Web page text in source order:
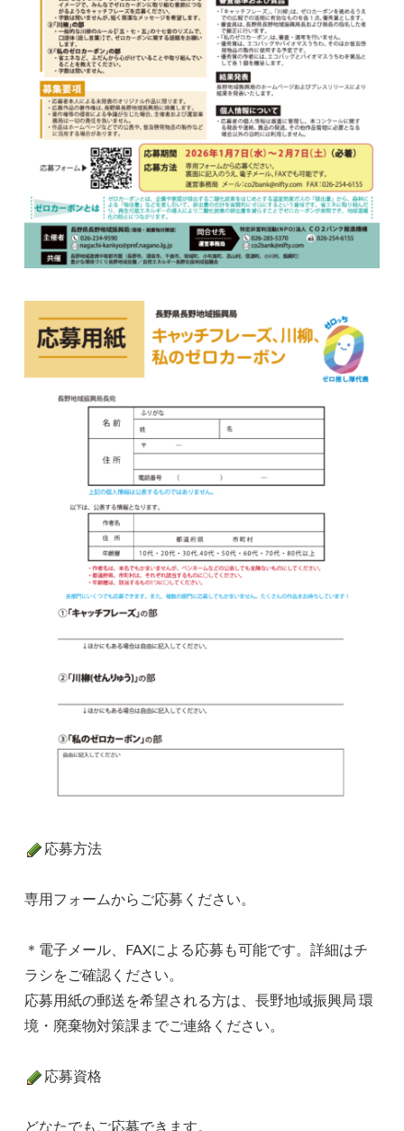
応募方法
専用フォームからご応募ください。
＊電子メール、FAXによる応募も可能です。詳細はチ
ラシをご確認ください。
応募用紙の郵送を希望される方は、長野地域振興局 環
境・廃棄物対策課までご連絡ください。
応募資格
どなたでもご応募できます。